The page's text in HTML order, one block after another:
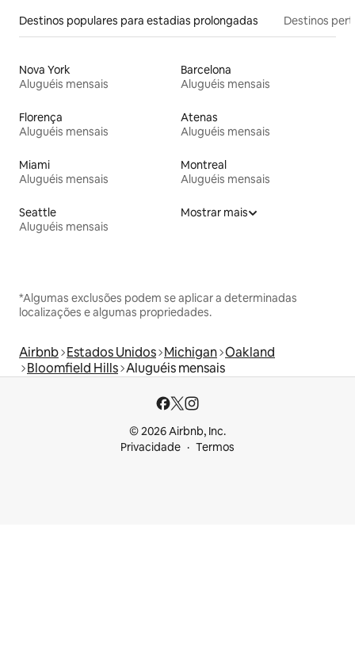
Destinos populares para estadias prolongadas Destinos
Nova York
Aluguéis mensais
Barcelona
Aluguéis mensais
Florença
Aluguéis mensais
Atenas
Aluguéis mensais
Miami
Aluguéis mensais
Montreal
Aluguéis mensais
Seattle
Aluguéis mensais
Mostrar mais
*Algumas exclusões podem se aplicar a determinadas
localizações e algumas propriedades.
Airbnb Estados Unidos Michigan Oakland
Bloomfield Hills Aluguéis mensais
© 2026 Airbnb, Inc.
Privacidade
Termos